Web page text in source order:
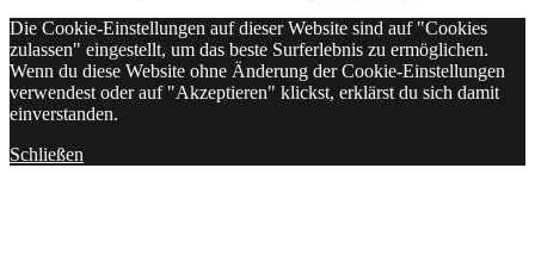
Die Cookie-Einstellungen auf dieser Website sind auf "Cookies
zulassen" eingestellt, um das beste Surferlebnis zu ermöglichen.
Wenn du diese Website ohne Änderung der Cookie-Einstellungen
verwendest oder auf "Akzeptieren" klickst, erklärst du sich damit
einverstanden.
Schließen